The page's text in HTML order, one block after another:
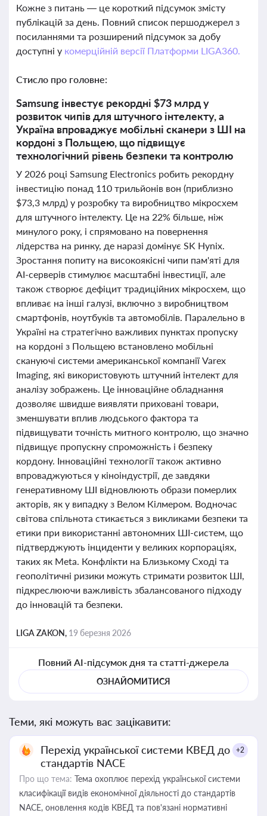
Кожне з питань — це короткий підсумок змісту
публікацій за день. Повний список першоджерел з
посиланнями та розширений підсумок за добу
доступні у комерційній версії Платформи LIGA360.
Стисло про головне:
Samsung інвестує рекордні $73 млрд у
розвиток чипів для штучного інтелекту, а
Україна впроваджує мобільні сканери з ШІ на
кордоні з Польщею, що підвищує
технологічний рівень безпеки та контролю
У 2026 році Samsung Electronics робить рекордну
інвестицію понад 110 трильйонів вон (приблизно
$73,3 млрд) у розробку та виробництво мікросхем
для штучного інтелекту. Це на 22% більше, ніж
минулого року, і спрямовано на повернення
лідерства на ринку, де наразі домінує SK Hynix.
Зростання попиту на високоякісні чипи пам'яті для
AI-серверів стимулює масштабні інвестиції, але
також створює дефіцит традиційних мікросхем, що
впливає на інші галузі, включно з виробництвом
смартфонів, ноутбуків та автомобілів. Паралельно в
Україні на стратегічно важливих пунктах пропуску
на кордоні з Польщею встановлено мобільні
скануючі системи американської компанії Varex
Imaging, які використовують штучний інтелект для
аналізу зображень. Це інноваційне обладнання
дозволяє швидше виявляти приховані товари,
зменшувати вплив людського фактора та
підвищувати точність митного контролю, що значно
підвищує пропускну спроможність і безпеку
кордону. Інноваційні технології також активно
впроваджуються у кіноіндустрії, де завдяки
генеративному ШІ відновлюють образи померлих
акторів, як у випадку з Велом Кілмером. Водночас
світова спільнота стикається з викликами безпеки та
етики при використанні автономних ШІ-систем, що
підтверджують інциденти у великих корпораціях,
таких як Meta. Конфлікти на Близькому Сході та
геополітичні ризики можуть стримати розвиток ШІ,
підкреслюючи важливість збалансованого підходу
до інновацій та безпеки.
LIGA ZAKON, 19 березня 2026
Повний AI-підсумок дня та статті-джерела
ОЗНАЙОМИТИСЯ
Теми, які можуть вас зацікавити:
Перехід української системи КВЕД до
стандартів NACE
+2
Про що тема: Тема охоплює перехід української системи
класифікації видів економічної діяльності до стандартів
NACE, оновлення кодів КВЕД та пов'язані нормативні